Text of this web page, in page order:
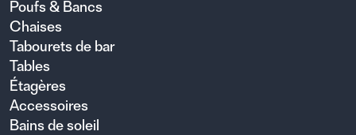
Poufs & Bancs
Chaises
Tabourets de bar
Tables
Étagères
Accessoires
Bains de soleil